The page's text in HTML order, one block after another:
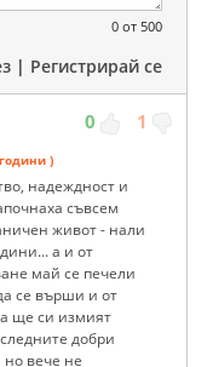
0 от 500
| Регистрирай се
0 1
)
надеждност и
съвсем
живот - нали
а и от
май се печели
се върши и от
ще си измият
добри
но вече не